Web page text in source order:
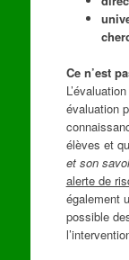
Ce n’est
évaluation
élèves et
et son
alerte de
également
possible